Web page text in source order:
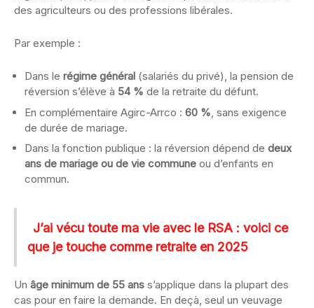
des agriculteurs ou des professions libérales.
Par exemple :
Dans le régime général (salariés du privé), la pension de
réversion s’élève à 54 % de la retraite du défunt.
En complémentaire Agirc-Arrco : 60 % , sans exigence
de durée de mariage.
Dans la fonction publique : la réversion dépend de deux
ans de mariage ou de vie commune ou d’enfants en
commun.
J’ai vécu toute ma vie avec le RSA : voici ce
que je touche comme retraite en 2025
Un âge minimum de 55 ans s’applique dans la plupart des
cas pour en faire la demande. En deçà, seul un veuvage